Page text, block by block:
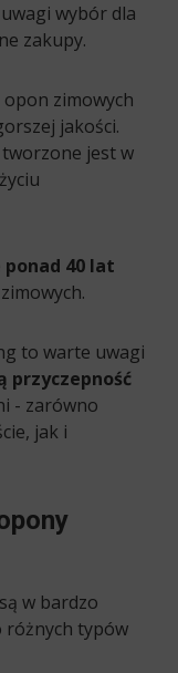
wybór dla
zakupy.
zimowych
jakości.
jest w
ponad 40 lat
to warte uwagi
przyczepność
- zarówno
jak i
w bardzo
różnych typów